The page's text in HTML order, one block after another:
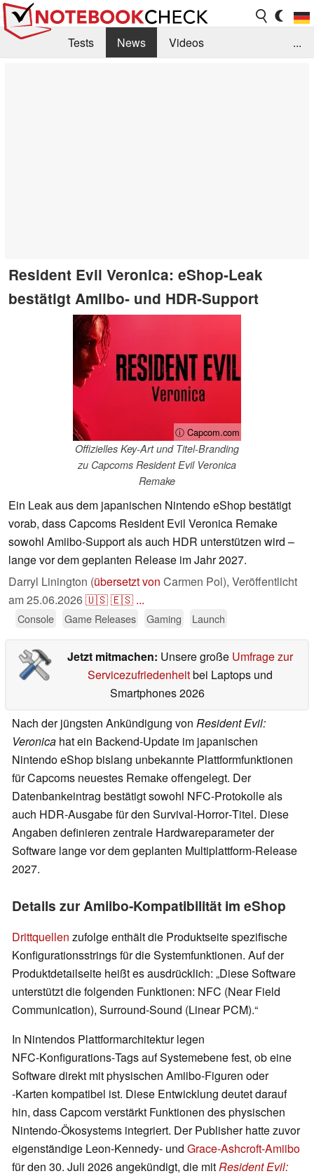
Tests News
Videos
...
Resident Evil Veronica: eShop‑Leak
bestätigt Amiibo‑ und HDR‑Support
ⓘ Capcom.com
Offizielles Key‑Art und Titel‑Branding
zu Capcoms Resident Evil Veronica
Remake
Ein Leak aus dem japanischen Nintendo eShop bestätigt
vorab, dass Capcoms Resident Evil Veronica Remake
sowohl Amiibo‑Support als auch HDR unterstützen wird –
lange vor dem geplanten Release im Jahr 2027.
Darryl Linington (übersetzt von Carmen Pol), Veröffentlicht
am25.06.2026🇺🇸🇪🇸 ...
Console Game Releases Gaming Launch
Jetzt mitmachen: Unsere große Umfrage zur
Servicezufriedenheitbei Laptops und
Smartphones 2026
Nach der jüngsten Ankündigung von Resident Evil:
Veronica hat ein Backend‑Update im japanischen
Nintendo eShop bislang unbekannte Plattformfunktionen
für Capcoms neuestes Remake offengelegt. Der
Datenbankeintrag bestätigt sowohl NFC‑Protokolle als
auch HDR‑Ausgabe für den Survival‑Horror‑Titel. Diese
Angaben definieren zentrale Hardwareparameter der
Software lange vor dem geplanten Multiplattform‑Release
2027.
Details zur Amiibo‑Kompatibilität im eShop
Drittquellen zufolge enthält die Produktseite spezifische
Konfigurationsstrings für die Systemfunktionen. Auf der
Produktdetailseite heißt es ausdrücklich: „Diese Software
unterstützt die folgenden Funktionen: NFC (Near Field
Communication), Surround‑Sound (Linear PCM).“
In Nintendos Plattformarchitektur legen
NFC‑Konfigurations‑Tags auf Systemebene fest, ob eine
Software direkt mit physischen Amiibo‑Figuren oder
‑Karten kompatibel ist. Diese Entwicklung deutet darauf
hin, dass Capcom verstärkt Funktionen des physischen
Nintendo‑Ökosystems integriert. Der Publisher hatte zuvor
eigenständige Leon‑Kennedy‑ und Grace‑Ashcroft‑Amiibo
für den 30. Juli 2026 angekündigt, die mitResident Evil: